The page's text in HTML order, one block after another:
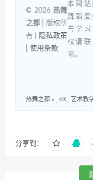
© 2026 热舞
之都 | 版权所
有 |
隐私政策
使用条款
本网站
舞蹈爱
与学习
权请联
除。
热舞之都 » _4K_ 艺术
分享到：